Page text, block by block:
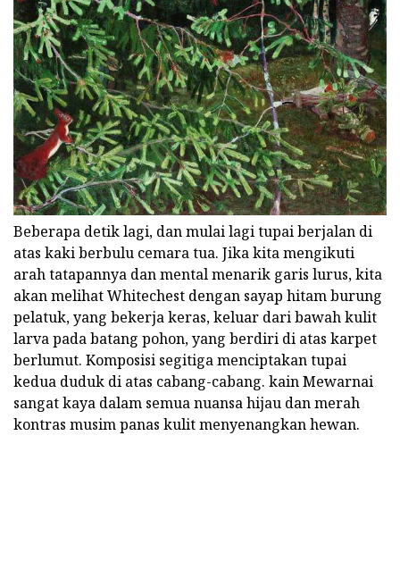
Beberapa detik lagi, dan mulai lagi tupai berjalan di
atas kaki berbulu cemara tua. Jika kita mengikuti
arah tatapannya dan mental menarik garis lurus, kita
akan melihat Whitechest dengan sayap hitam burung
pelatuk, yang bekerja keras, keluar dari bawah kulit
larva pada batang pohon, yang berdiri di atas karpet
berlumut. Komposisi segitiga menciptakan tupai
kedua duduk di atas cabang-cabang. kain Mewarnai
sangat kaya dalam semua nuansa hijau dan merah
kontras musim panas kulit menyenangkan hewan.